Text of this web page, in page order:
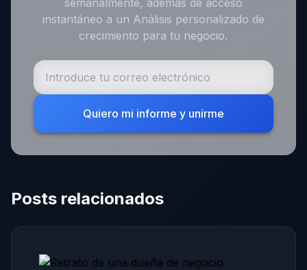
semanalmente, además de acceso
instantáneo a un Análisis personalizado de
crecimiento para tu negocio.
Quiero mi informe y unirme
Posts relacionados